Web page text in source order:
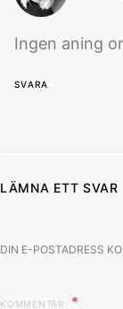
Ingen aning
SVARA
LÄMNA ETT SVAR
DIN E-POSTADRESS
KOMMENTAR